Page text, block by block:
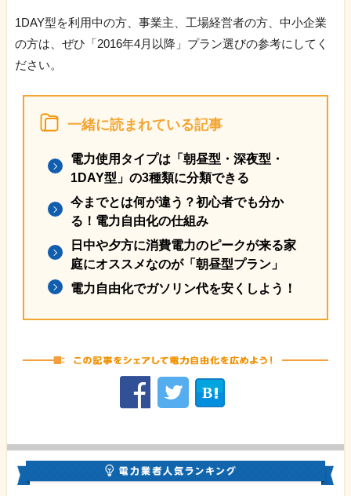
1DAY型を利用中の方、事業主、工場経営者の方、中小企業
の方は、ぜひ「2016年4月以降」プラン選びの参考にしてく
ださい。
一緒に読まれている記事
電力使用タイプは「朝昼型・深夜型・
1DAY型」の3種類に分類できる
今までとは何が違う？初心者でも分か
る！電力自由化の仕組み
日中や夕方に消費電力のピークが来る家
庭にオススメなのが「朝昼型プラン」
電力自由化でガソリン代を安くしよう！
  B